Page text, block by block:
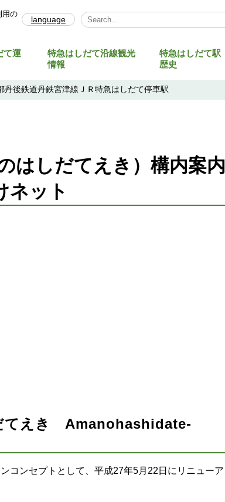
用の
language
て運
特急はしだて沿線観光
情報
特急はしだて駅
歴史
丹後鉄道丹鉄宮津線ＪＲ特急はしだて停車駅
はしだてえき）構内案内
ネット
てえき Amanohashidate-
コンセプトとして、平成27年5月22日にリニューア